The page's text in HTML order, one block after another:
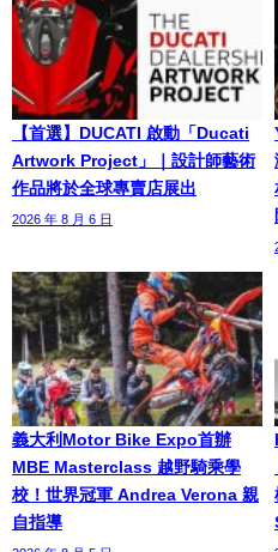
【首選】DUCATI 啟動「Ducati
Artwork Project」｜設計師藝術
作品將於全球專賣店展出
2026 年 8 月 6 日
義大利Motor Bike Expo首辦
MBE Masterclass 越野騎乘學
校！世界冠軍 Andrea Verona 親
自指導